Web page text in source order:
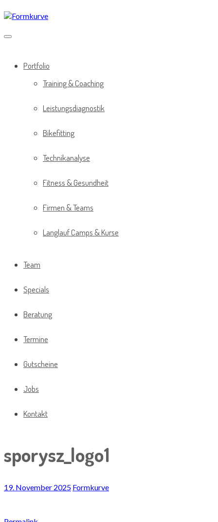
zum
Portfolio
Training & Coaching
Leistungsdiagnostik
Bikefitting
Technikanalyse
Fitness & Gesundheit
Firmen & Teams
Langlauf Camps & Kurse
Team
Specials
Beratung
Termine
Gutscheine
Jobs
Kontakt
sporysz_logo1
19. November 2025 Formkurve